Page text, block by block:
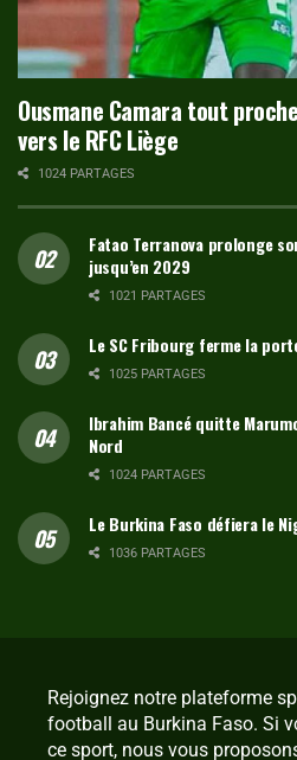
Ousmane Camara tout
vers le RFC Liège
1024 PARTAGES
Fatao Terranova prolonge
jusqu’en 2029
1021 PARTAGES
Le SC Fribourg ferme la
1025 PARTAGES
Ibrahim Bancé quitte
Nord
1024 PARTAGES
Le Burkina Faso défiera le
1036 PARTAGES
Rejoignez notre plateforme
football au Burkina Faso. Si
ce sport, nous vous